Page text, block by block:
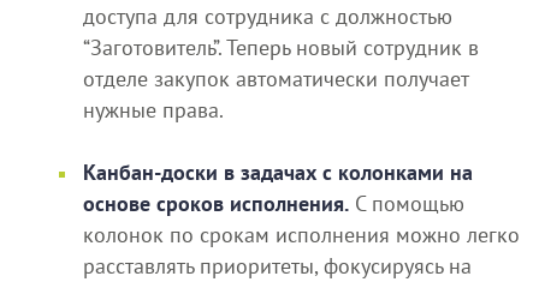
доступа для сотрудника с должностью
“Заготовитель”. Теперь новый сотрудник в
отделе закупок автоматически получает
нужные права.
Канбан-доски в задачах с колонками на
основе сроков исполнения.С помощью
колонок по срокам исполнения можно легко
расставлять приоритеты, фокусируясь на